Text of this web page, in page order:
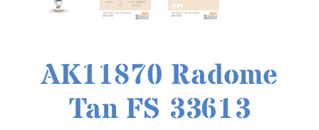
AK11870 Radome
Tan FS 33613